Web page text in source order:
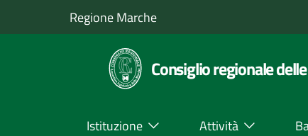
Regione Marche
Consiglio regionale
Istituzione Attività